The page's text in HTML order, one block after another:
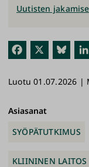
Fac
ok
Blu
y
Uutisten
Luotu 01.07.2026 |
Asiasanat
SYÖPÄTUTKIMUS
KLIININEN LAITOS